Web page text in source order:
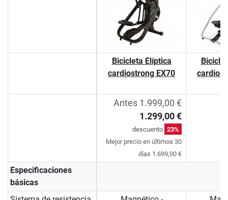
Bicicleta Elíptica
cardiostrong EX70
Antes 1.999,00 €
1.299,00 €
descuento 23%
Mejor precio en últimos 30
días 1.699,00 €
Especificaciones
básicas